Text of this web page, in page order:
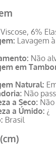
6%
Lavagem
Não
em
Natural:
Não
a Seco:
a Úmido: ¿
Brasil